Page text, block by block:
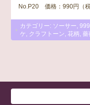
No.P20 価格：990円（
カテゴリー: ソーサー ,
ケ
クラフトーン ,花柄 ,薔